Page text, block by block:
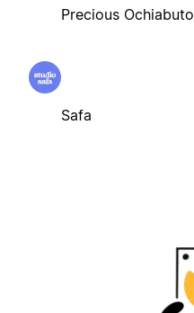
Precious Ochiabuto
Safa